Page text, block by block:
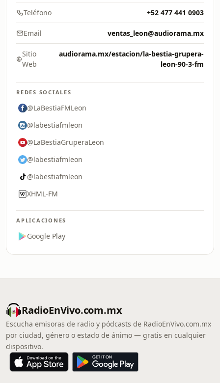
Teléfono +52 477 441 0903
Email ventas_leon@audiorama.mx
Sitio
Web
audiorama.mx/estacion/la-bestia-grupera-
leon-90-3-fm
REDES SOCIALES
@LaBestiaFMLeon
@labestiafmleon
@LaBestiaGruperaLeon
@labestiafmleon
@labestiafmleon
XHML-FM
APLICACIONES
Google Play
RadioEnVivo.com.mx
Escucha emisoras de radio y pódcasts de RadioEnVivo.com.mx
por ciudad, género o estado de ánimo — gratis en cualquier
dispositivo.